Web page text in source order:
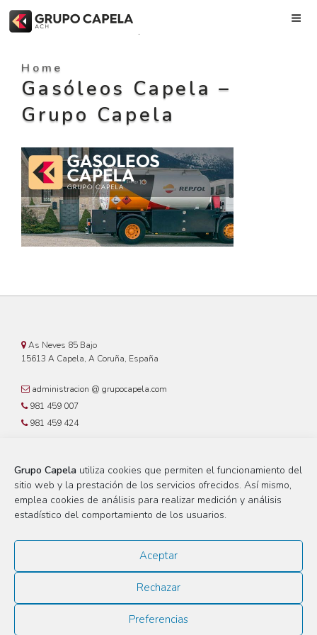
Grupo Capela utiliza cookies que permiten el funcionamiento del
sitio web y la prestación de los servicios ofrecidos. Así mismo,
emplea cookies de análisis para realizar medición y análisis
estadístico del comportamiento de los usuarios.
Aceptar
Rechazar
Preferencias
Skip
.
Home
Gasóleos Capela –
Grupo Capela
As Neves 85 Bajo
15613 A Capela, A Coruña, España
administracion @ grupocapela.com
981 459 007
981 459 424
Aviso Legal
Política de Privacidad
Grupo Capela es una marca registrada por Hidrocarburos del Norte S.L., sociedad
inscrita en el registro mercantil de A Coruña, Tomo 282, Libro 59, Folio 126, Hoja
1083, con CIF B-15.043.441 y domicilio fiscal en As Neves 85 Bajo, 15613 A